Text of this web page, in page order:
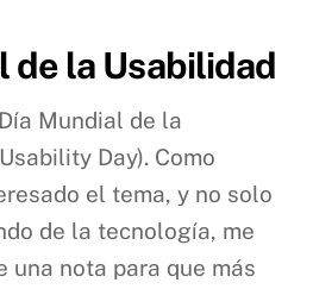
de la Usabilidad
Mundial de la
Day). Como
el tema, y no solo
de la tecnología, me
una nota para que más